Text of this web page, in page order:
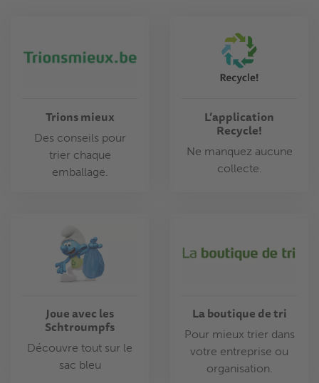
Trions mieux
Des conseils pour
trier chaque
emballage.
L’application
Recycle!
Ne manquez aucune
collecte.
Joue avec les
Schtroumpfs
Découvre tout sur le
sac bleu
La boutique de tri
Pour mieux trier dans
votre entreprise ou
organisation.